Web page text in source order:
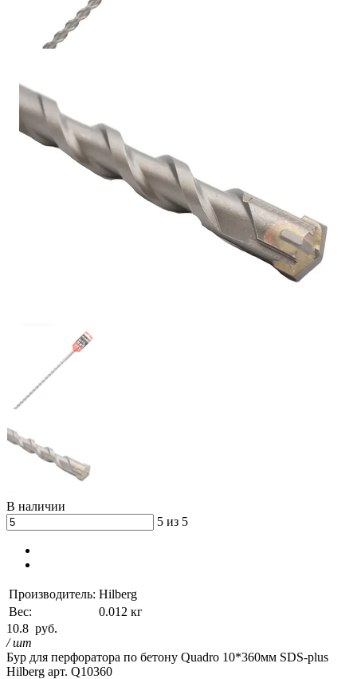
В наличии
5 из 5
Производитель: Hilberg
Вес:
0.012 кг
10.8 руб.
/ шт
Бур для перфоратора по бетону Quadro 10*360мм SDS-plus
Hilberg арт. Q10360